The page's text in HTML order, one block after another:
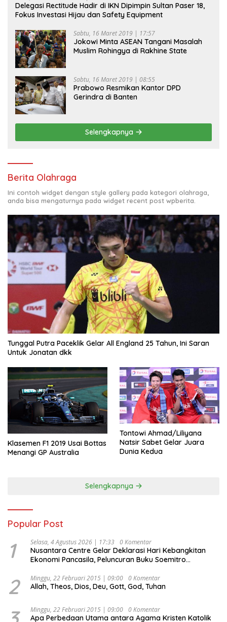
Delegasi Rectitude Hadir di IKN Dipimpin Sultan Paser 18,
Fokus Investasi Hijau dan Safety Equipment
Sabtu, 16 Maret 2019 | 17:57
Jokowi Minta ASEAN Tangani Masalah
Muslim Rohingya di Rakhine State
Sabtu, 16 Maret 2019 | 08:55
Prabowo Resmikan Kantor DPD
Gerindra di Banten
Selengkapnya
Berita Olahraga
Ini contoh widget dengan style gallery pada kategori olahraga,
anda bisa mengaturnya pada widget recent post wpberita.
Tunggal Putra Paceklik Gelar All England 25 Tahun, Ini Saran
Untuk Jonatan dkk
Klasemen F1 2019 Usai Bottas
Menangi GP Australia
Tontowi Ahmad/Liliyana
Natsir Sabet Gelar Juara
Dunia Kedua
Selengkapnya
Popular Post
1 Selasa, 4 Agustus 2026 | 17:33 0 Komentar
Nusantara Centre Gelar Deklarasi Hari Kebangkitan
Ekonomi Pancasila, Peluncuran Buku Soemitro
Ekonomi Politik Indonesia) & Simposium Nasional
“Urgensi Undang-Undang Perekonomian Nasional dan
Indonesia Emas 2045”,
2 Minggu, 22 Februari 2015 | 09:00 0 Komentar
Allah, Theos, Dios, Deu, Gott, God, Tuhan
Minggu, 22 Februari 2015 | 09:00 0 Komentar
Apa Perbedaan Utama antara Agama Kristen Katolik